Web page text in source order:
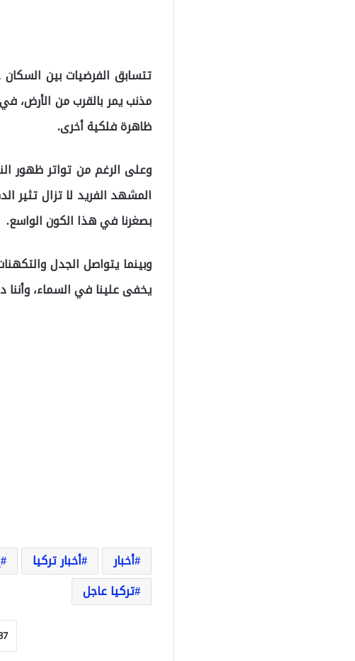
تتسابق الفرضيات بين
مذنب يمر بالقرب من الأرض،
ظاهرة فلكية أخرى.
وعلى الرغم من تواتر ظهور
المشهد الفريد لا تزال تثير
بصغرنا في هذا الكون الواسع.
وبينما يتواصل الجدل
يخفى علينا في السماء، وأننا
أخبار أخبار تركيا
تركيا عاجل